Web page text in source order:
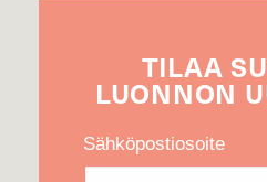
TILAA
LUONNON
Sähköpostiosoite